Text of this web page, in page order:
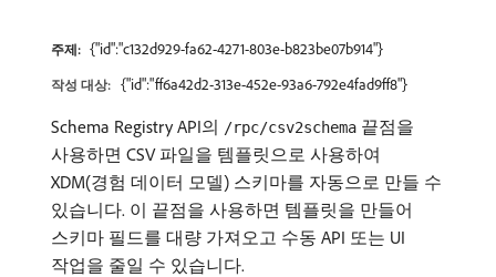
주제: {"id":"c132d929-fa62-4271-803e-b823be07b914"}
작성 대상: {"id":"ff6a42d2-313e-452e-93a6-792e4fad9ff8"}
Schema Registry API의 /rpc/csv2schema 끝점을
사용하면 CSV 파일을 템플릿으로 사용하여
XDM(경험 데이터 모델) 스키마를 자동으로 만들 수
있습니다. 이 끝점을 사용하면 템플릿을 만들어
스키마 필드를 대량 가져오고 수동 API 또는 UI
작업을 줄일 수 있습니다.